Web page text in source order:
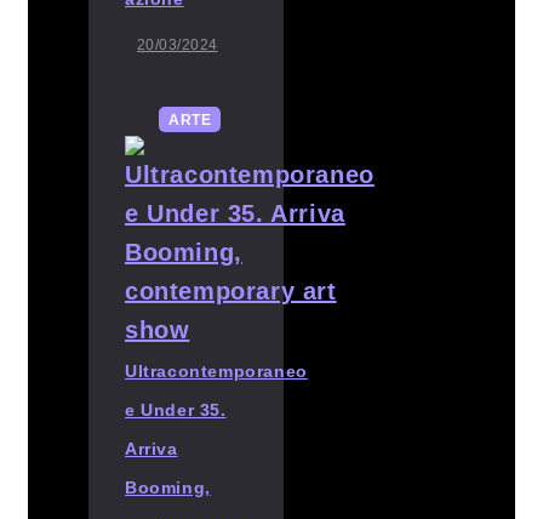
20/03/2024
ARTE
Ultracontemporaneo
e Under 35.
Arriva
Booming,